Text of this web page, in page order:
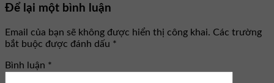
Để lại một bình luận
Email của bạn sẽ không được hiển thị công khai. Các trường
bắt buộc được đánh dấu *
Bình luận *